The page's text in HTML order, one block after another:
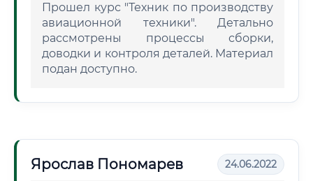
Прошел курс "Техник по производству
авиационной техники". Детально
рассмотрены процессы сборки,
доводки и контроля деталей. Материал
подан доступно.
Ярослав Пономарев 24.06.2022